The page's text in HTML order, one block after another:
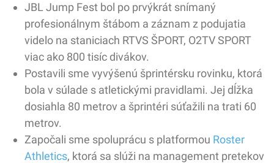
JBL Jump Fest bol po prvýkrát snímaný
profesionálnym štábom a záznam z podujatia
videlo na staniciach RTVS ŠPORT, O2TV SPORT
viac ako 800 tisíc divákov.
Postavili sme vyvýšenú šprintérsku rovinku, ktorá
bola v súlade s atletickými pravidlami. Jej dĺžka
dosiahla 80 metrov a šprintéri súťažili na trati 60
metrov.
Započali sme spoluprácu s platformou Roster
Athletics, ktorá sa slúži na management pretekov